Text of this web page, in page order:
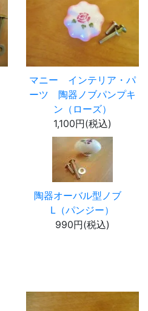
マニー インテリア・パ
ーツ 陶器ノブパンプキ
ン（ローズ）
1,100円(税込)
陶器オーバル型ノブ
L（パンジー）
990円(税込)